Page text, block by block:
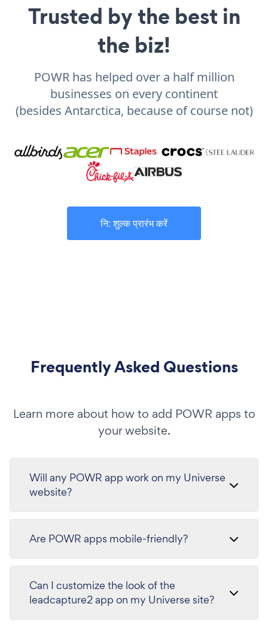
Trusted by the best in
the biz!
POWR has helped over a half million
businesses on every continent
(besides Antarctica, because of course not)
नि: शुल्क प्रारंभ करें
Frequently Asked Questions
Learn more about how to add POWR apps to
your website.
Will any POWR app work on my Universe
website?
Are POWR apps mobile-friendly?
Can I customize the look of the
leadcapture2 app on my Universe site?